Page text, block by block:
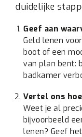
duidelijke
Geef aan
Geld lenen
boot of een
van plan bent:
badkamer
Vertel ons
Weet je al
bijvoorbeeld
lenen? Geef